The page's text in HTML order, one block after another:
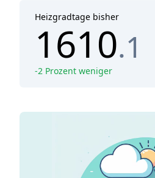
Heizgradtage bisher
1610.1
-2 Prozent weniger